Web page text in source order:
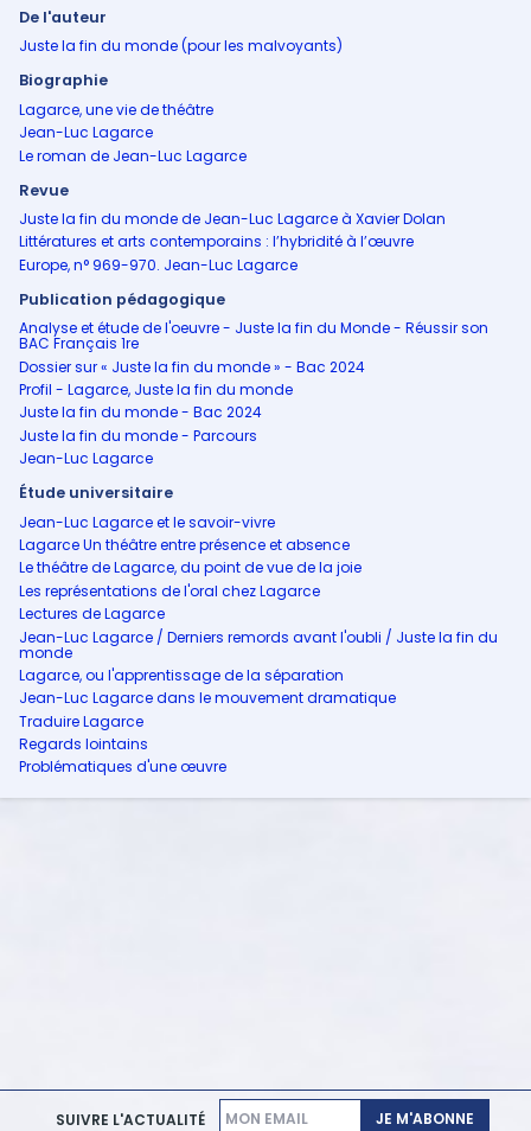
De l'auteur
Juste la fin du monde (pour les malvoyants)
Biographie
Lagarce, une vie de théâtre
Jean-Luc Lagarce
Le roman de Jean-Luc Lagarce
Revue
Juste la fin du monde de Jean-Luc Lagarce à Xavier Dolan
Littératures et arts contemporains : l’hybridité à l’œuvre
Europe, n° 969-970. Jean-Luc Lagarce
Publication pédagogique
Analyse et étude de l'oeuvre - Juste la fin du Monde - Réussir son
BAC Français 1re
Dossier sur « Juste la fin du monde » - Bac 2024
Profil - Lagarce, Juste la fin du monde
Juste la fin du monde - Bac 2024
Juste la fin du monde - Parcours
Jean-Luc Lagarce
Étude universitaire
Jean-Luc Lagarce et le savoir-vivre
Lagarce Un théâtre entre présence et absence
Le théâtre de Lagarce, du point de vue de la joie
Les représentations de l'oral chez Lagarce
Lectures de Lagarce
Jean-Luc Lagarce / Derniers remords avant l'oubli / Juste la fin du
monde
Lagarce, ou l'apprentissage de la séparation
Jean-Luc Lagarce dans le mouvement dramatique
Traduire Lagarce
Regards lointains
Problématiques d'une œuvre
SUIVRE L'ACTUALITÉ JE M'ABONNE